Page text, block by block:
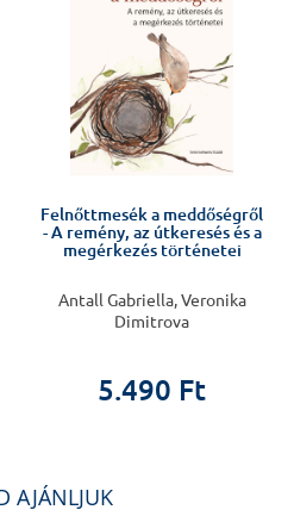
Felnőttmesék a meddőségről
- A remény, az útkeresés és a
megérkezés történetei
Antall Gabriella, Veronika
Dimitrova
5.490 Ft
AJÁNLJUK